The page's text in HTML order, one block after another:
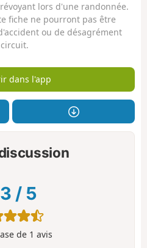
lors d'une randonnée.
fiche ne pourront pas être
ou de désagrément
dans l'app
/ 5
de 1 avis